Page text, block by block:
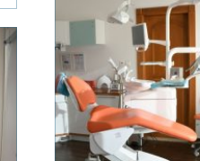
intresset för osteopati.